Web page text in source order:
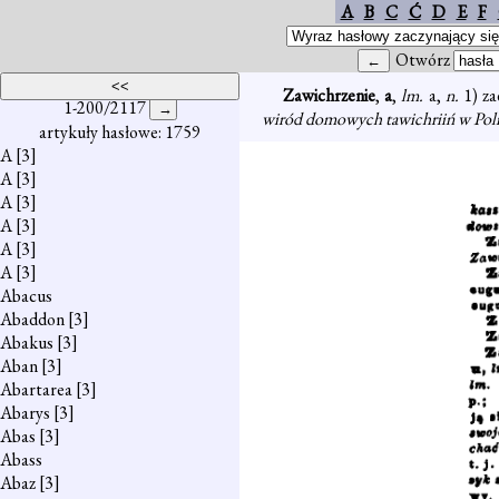
A B C Ć D E F
Otwórz
1-200/2117
artykuły hasłowe: 1759
A[3]
A[3]
A[3]
A[3]
A[3]
A[3]
Abacus
Abaddon[3]
Abakus [3]
Aban[3]
Abartarea[3]
Abarys [3]
Abas [3]
Abass
Abaz[3]
Zawichrzenie,a,lm. a, n. 1)
wiród domowych tawichriiń w